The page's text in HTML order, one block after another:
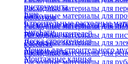
Расходные материалы для
молотков
Расходные материалы для пил
Расходные материалы для
клеевых
Расходные материалы для
Расходные материалы для
инструмента
Расходные материалы для
Расходные материалы для
труборасширителей
Расходные материалы для
инструмента
Еще
Строительные расходные
Биг-Бэги
Леска строительная
Мешки для строительного
Монтажные клинья